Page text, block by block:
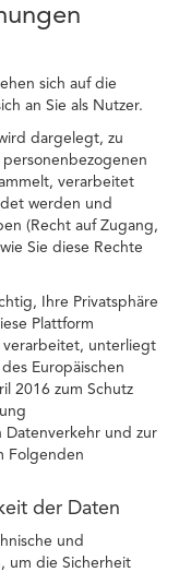
sich auf die
an Sie als Nutzer.
dargelegt, zu
verarbeitet
werden und
(Recht auf Zugang,
Sie diese Rechte
Ihre Privatsphäre
Plattform
unterliegt
Europäischen
2016 zum Schutz
Datenverkehr und zur
Folgenden
der Daten
und
um die Sicherheit